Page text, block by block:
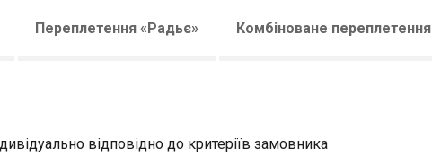
Переплетення «Радьє» Комбіноване переплетення
відповідно до критеріїв замовника